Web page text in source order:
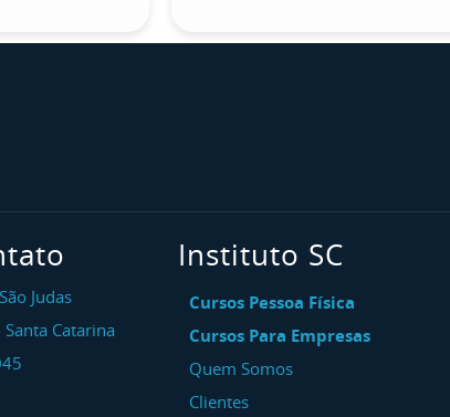
Judas
Santa Catarina
Instituto SC
Cursos Pessoa Física
Cursos Para Empresas
Quem Somos
Clientes